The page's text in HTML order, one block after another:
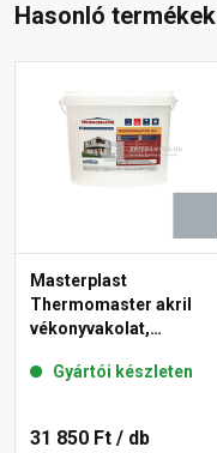
Hasonló termékek
Masterplast
Thermomaster akril
vékonyvakolat,
50-E 25 kg
Gyártói készleten
31 850 Ft / db